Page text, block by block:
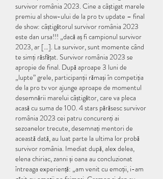
survivor românia 2023. Cine a câștigat marele
premiu al show-ului de la pro tv update – final
de show: câștigătorul survivor românia 2023
este dan ursa!!! „dacă aș fi campionul survivor
2023, ar […]. La survivor, sunt momente când
te simți răsfățat. Survivor românia 2023 se
apropie de final. După aproape 3 luni de
„lupte” grele, participanții rămași în competiția
de la pro tv vor ajunge aproape de momentul
desemnării marelui câștigător, care va pleca
acasă cu suma de 100. 4 stars părăsesc survivor
românia 2023 cei patru concurenți ai
sezoanelor trecute, desemnați mentori de
această dată, au luat parte la ultima lor probă
survivor românia. Imediat după, alex delea,
elena chiriac, zanni și oana au concluzionat
întreaga experiență: „am venit cu emoții, i-am